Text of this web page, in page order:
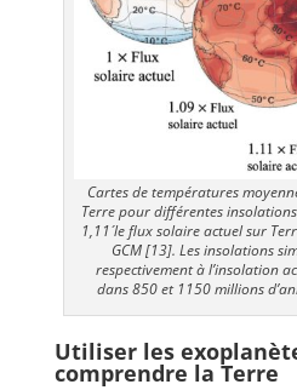
Cartes de températures
Terre pour différentes insolations
1,11´ le flux solaire actuel sur
GCM [13]. Les insolations
respectivement à l’insolation
dans 850 et 1150 millions
Utiliser les
comprendre la Terre